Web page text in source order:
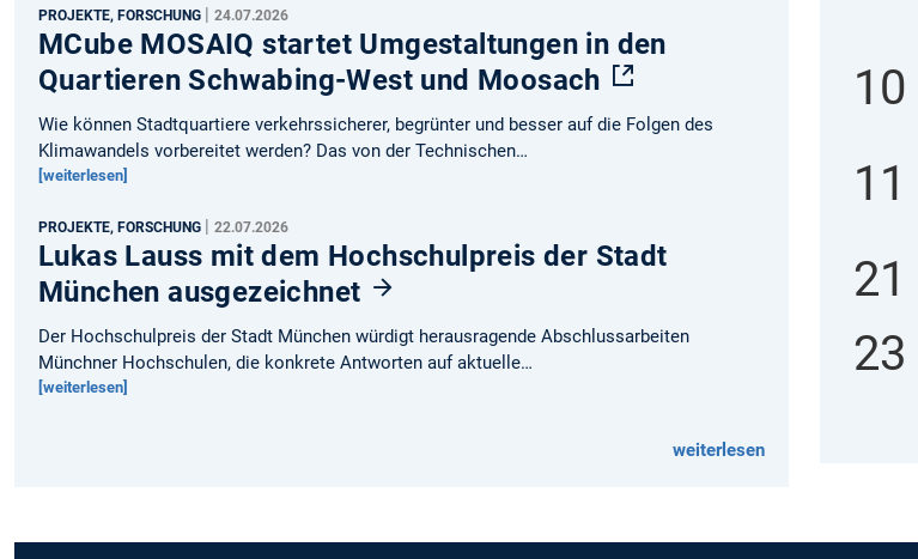
PROJEKTE, FORSCHUNG | 24.07.2026
MCube MOSAIQ startet Umgestaltungen in den
Quartieren Schwabing-West und Moosach
Wie können Stadtquartiere verkehrssicherer, begrünter und besser auf die Folgen des
Klimawandels vorbereitet werden? Das von der Technischen…
[weiterlesen]
PROJEKTE, FORSCHUNG | 22.07.2026
Lukas Lauss mit dem Hochschulpreis der Stadt
München ausgezeichnet
Der Hochschulpreis der Stadt München würdigt herausragende Abschlussarbeiten
Münchner Hochschulen, die konkrete Antworten auf aktuelle…
[weiterlesen]
weiterlesen
10
11
21
23